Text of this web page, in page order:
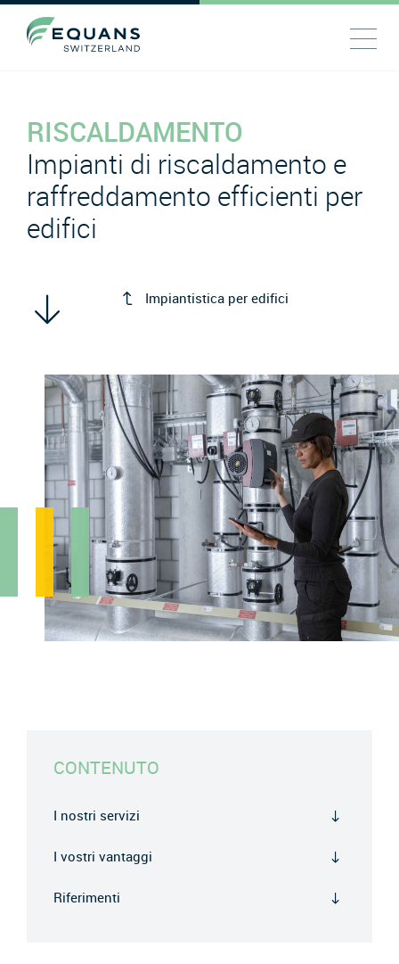
RISCALDAMENTO
Impianti di riscaldamento e
raffreddamento efficienti per
edifici
Impiantistica per edifici
CONTENUTO
I nostri servizi
I vostri vantaggi
Riferimenti